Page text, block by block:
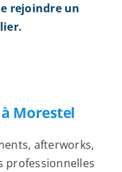
rejoindre un
Morestel
afterworks,
professionnelles